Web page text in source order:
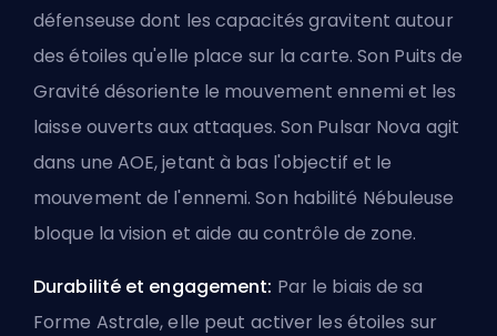
défenseuse dont les capacités gravitent autour
des étoiles qu'elle place sur la carte. Son Puits de
Gravité désoriente le mouvement ennemi et les
laisse ouverts aux attaques. Son Pulsar Nova agit
dans une AOE, jetant à bas l'objectif et le
mouvement de l'ennemi. Son habilité Nébuleuse
bloque la vision et aide au contrôle de zone.
Durabilité et engagement: Par le biais de sa
Forme Astrale, elle peut activer les étoiles sur